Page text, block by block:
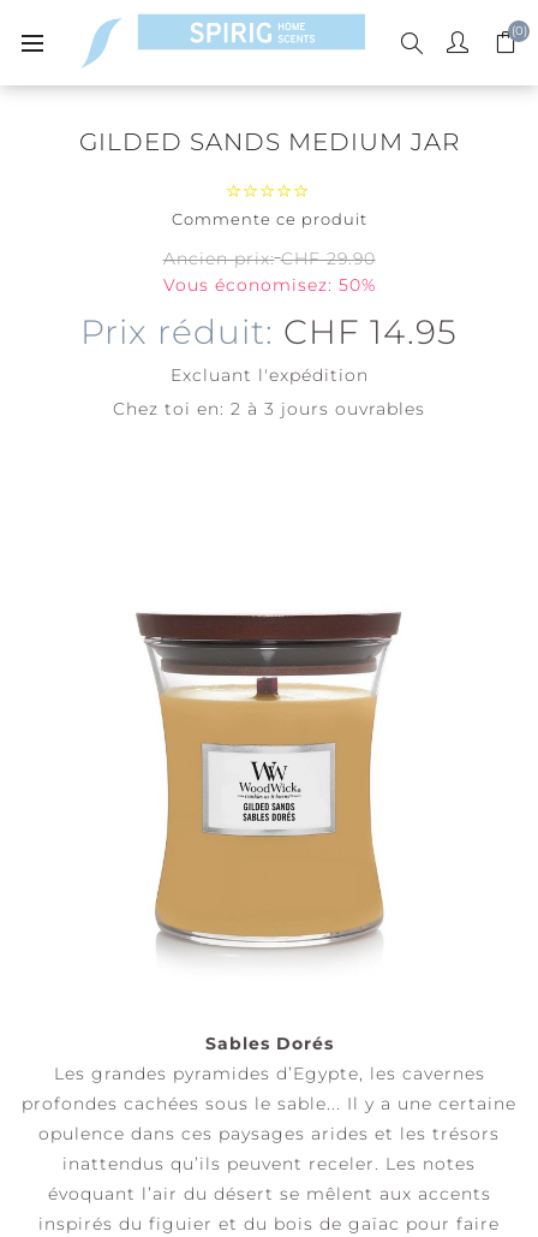
(0)
GILDED SANDS MEDIUM JAR
Commente ce produit
Ancien prix: CHF 29.90
Vous économisez: 50%
Prix réduit: CHF 14.95
Excluant l'expédition
Chez toi en: 2 à 3 jours ouvrables
Sables Dorés
Les grandes pyramides d’Egypte, les cavernes
profondes cachées sous le sable... Il y a une certaine
opulence dans ces paysages arides et les trésors
inattendus qu’ils peuvent receler. Les notes
évoquant l’air du désert se mêlent aux accents
inspirés du figuier et du bois de gaïac pour faire